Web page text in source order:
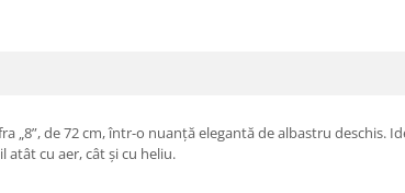
„8”, de 72 cm, într-o nuanță elegantă de albastru deschis.
atât cu aer, cât și cu heliu.